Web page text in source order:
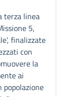
terza linea
5,
finalizzate
con
la
ai
popolazione